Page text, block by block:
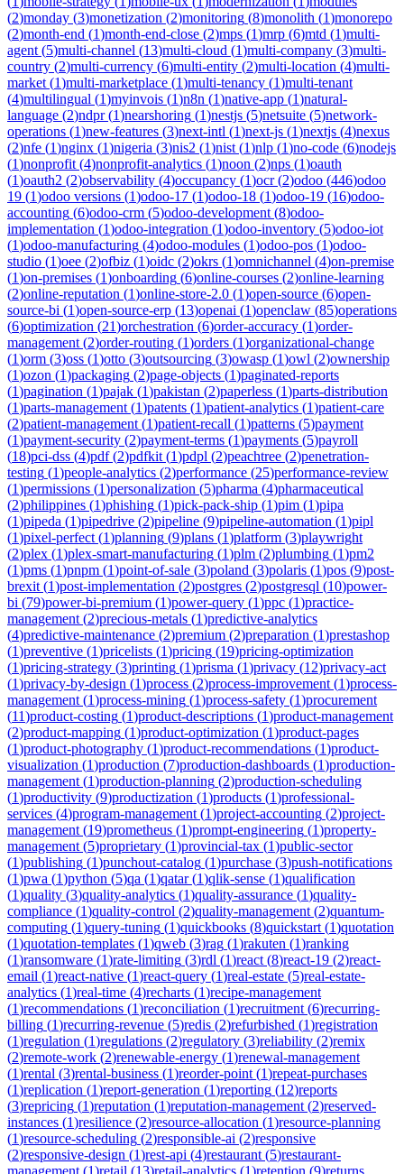
(2)monday (3)monetization (2)monitoring (8)monolith (1)monorepo
(2)month-end (1)month-end-close (2)mps (1)mrp (6)mtd (1)multi-
agent (5)multi-channel (13)multi-cloud (1)multi-company (3)multi-
country (2)multi-currency (6)multi-entity (2)multi-location (4)multi-
market (1)multi-marketplace (1)multi-tenancy (1)multi-tenant
(4)multilingual (1)myinvois (1)n8n (1)native-app (1)natural-
language (2)ndpr(1)nearshoring (1)nestjs (5)netsuite (5)network-
operations (1)new-features (3)next-intl (1)next-js (1)nextjs (4)nexus
(2)nfe (1)nginx (1)nigeria (3)nis2 (1)nist (1)nlp (1)no-code (6)nodejs
(1)nonprofit (4)nonprofit-analytics (1)noon (2)nps (1)oauth
(1)oauth2 (2)observability (4)occupancy (1)ocr(2)odoo (446)odoo
19 (1)odoo versions (1)odoo-17 (1)odoo-18 (1)odoo-19 (16)odoo-
accounting (6)odoo-crm (5)odoo-development (8)odoo-
implementation (1)odoo-integration (1)odoo-inventory (5)odoo-iot
(1)odoo-manufacturing (4)odoo-modules (1)odoo-pos (1)odoo-
studio (1)oee (2)ofbiz (1)oidc (2)okrs (1)omnichannel (4)on-premise
(1)on-premises (1)onboarding (6)online-courses (2)online-learning
(2)online-reputation (1)online-store-2.0 (1)open-source (6)open-
source-bi (1)open-source-erp (13)openai (1)openclaw (85)operations
(6)optimization (21)orchestration (6)order-accuracy (1)order-
management (2)order-routing (1)orders (1)organizational-change
(1)orm (3)oss (1)otto (3)outsourcing (3)owasp (1)owl (2)ownership
(1)ozon (1)packaging (2)page-objects (1)paginated-reports
(1)pagination (1)pajak (1)pakistan (2)paperless (1)parts-distribution
(1)parts-management (1)patents (1)patient-analytics (1)patient-care
(2)patient-management (1)patient-recall (1)patterns (5)payment
(1)payment-security (2)payment-terms (1)payments (5)payroll
(18)pci-dss (4)pdf(2)pdfkit (1)pdpl (2)peachtree (2)penetration-
testing (1)people-analytics (2)performance (25)performance-review
(1)permissions (1)personalization (5)pharma (4)pharmaceutical
(2)philippines (1)phishing (1)pick-pack-ship (1)pim (1)pipa
(1)pipeda (1)pipedrive (2)pipeline (9)pipeline-automation (1)pipl
(1)pixel-perfect (1)planning (9)plans (1)platform (3)playwright
(2)plex (1)plex-smart-manufacturing (1)plm (2)plumbing (1)pm2
(1)pms (1)pnpm (1)point-of-sale (3)poland (3)polaris (1)pos (9)post-
brexit (1)post-implementation (2)postgres (2)postgresql (10)power-
bi (79)power-bi-premium (1)power-query (1)ppc (1)practice-
management (2)precious-metals (1)predictive-analytics
(4)predictive-maintenance (2)premium (2)preparation (1)prestashop
(1)preventive (1)pricelists (1)pricing (19)pricing-optimization
(1)pricing-strategy (3)printing (1)prisma (1)privacy (12)privacy-act
(1)privacy-by-design (1)process (2)process-improvement (1)process-
management (1)process-mining (1)process-safety (1)procurement
(11)product-costing (1)product-descriptions (1)product-management
(2)product-mapping (1)product-optimization (1)product-pages
(1)product-photography (1)product-recommendations (1)product-
visualization (1)production (7)production-dashboards (1)production-
management (1)production-planning (2)production-scheduling
(1)productivity (9)productization (1)products (1)professional-
services (4)program-management (1)project-accounting (2)project-
management (19)prometheus (1)prompt-engineering (1)property-
management (5)proprietary (1)provincial-tax (1)public-sector
(1)publishing (1)punchout-catalog (1)purchase (3)push-notifications
(1)pwa (1)python (5)qa (1)qatar(1)qlik-sense (1)qualification
(1)quality (3)quality-analytics (1)quality-assurance (1)quality-
compliance (1)quality-control (2)quality-management (2)quantum-
computing (1)query-tuning (1)quickbooks (8)quickstart (1)quotation
(1)quotation-templates (1)qweb (3)rag (1)rakuten (1)ranking
(1)ransomware (1)rate-limiting (3)rdl (1)react (8)react-19 (2)react-
email (1)react-native (1)react-query (1)real-estate (5)real-estate-
analytics (1)real-time (4)recharts (1)recipe-management
(1)recommendations (1)reconciliation (1)recruitment (6)recurring-
billing (1)recurring-revenue (5)redis (2)refurbished (1)registration
(1)regulation (1)regulations (2)regulatory (3)reliability (2)remix
(2)remote-work (2)renewable-energy (1)renewal-management
(1)rental (3)rental-business (1)reorder-point (1)repeat-purchases
(1)replication (1)report-generation (1)reporting (12)reports
(3)repricing (1)reputation (1)reputation-management (2)reserved-
instances (1)resilience (2)resource-allocation (1)resource-planning
(1)resource-scheduling (2)responsible-ai (2)responsive
(2)responsive-design (1)rest-api (4)restaurant (5)restaurant-
management (1)retail (13)retail-analytics (1)retention (9)returns